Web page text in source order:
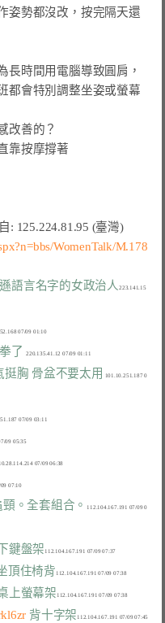
姿勢都沒改，按完隔天還
長時間用電腦導致圓肩，
都會特別調整坐姿或螢幕
改善的？
靠按摩撐著
※ 發信站: 批踢踢實業坊(ptt.cc), 來自: 125.224.81.95 (臺灣)
WomenTalk/M.178
語言名字的女政治人 223.141.15
223.141.152.168 07/09 01:10
了
挺胸 骨盆不要太用 101.10.251.187 0
   95.177.87.57 07/09 05:35
223.139.153.195 07/09 07:10
。全套組合。 112.104.167.191 07/09 0
鍵盤架
頂住椅背 112.104.167.191 07/09 07:38
上螢幕架 112.104.167.191 07/09 07:38
背十字架